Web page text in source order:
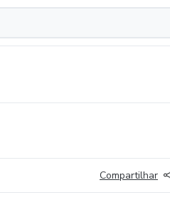
Compartilhar